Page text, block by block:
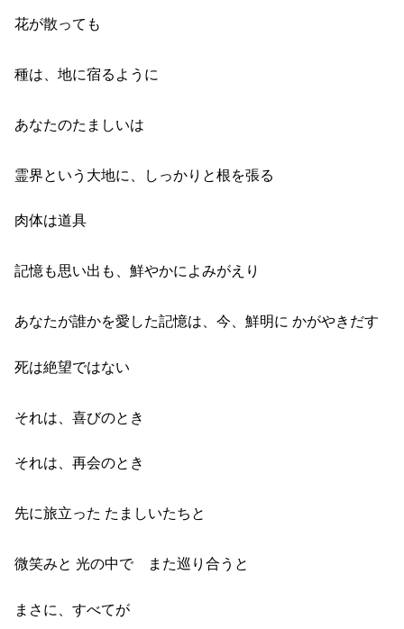
花が散っても
種は、地に宿るように
あなたのたましいは
霊界という大地に、しっかりと根を張る
肉体は道具
記憶も思い出も、鮮やかによみがえり
あなたが誰かを愛した記憶は、今、鮮明に かがやきだす
死は絶望ではない
それは、喜びのとき
それは、再会のとき
先に旅立った たましいたちと
微笑みと 光の中で また巡り合うと
まさに、すべてが